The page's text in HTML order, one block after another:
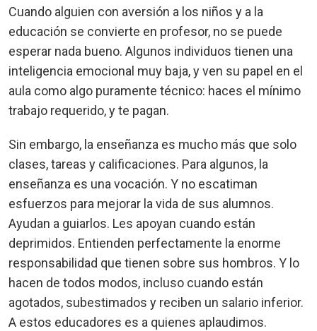
Cuando alguien con aversión a los niños y a la
educación se convierte en profesor, no se puede
esperar nada bueno. Algunos individuos tienen una
inteligencia emocional muy baja, y ven su papel en el
aula como algo puramente técnico: haces el mínimo
trabajo requerido, y te pagan.
Sin embargo, la enseñanza es mucho más que solo
clases, tareas y calificaciones. Para algunos, la
enseñanza es una vocación. Y no escatiman
esfuerzos para mejorar la vida de sus alumnos.
Ayudan a guiarlos. Les apoyan cuando están
deprimidos. Entienden perfectamente la enorme
responsabilidad que tienen sobre sus hombros. Y lo
hacen de todos modos, incluso cuando están
agotados, subestimados y reciben un salario inferior.
A estos educadores es a quienes aplaudimos.